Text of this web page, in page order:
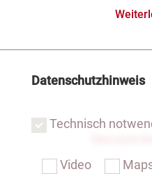
Datenschutzhinweis
Technisch
Video